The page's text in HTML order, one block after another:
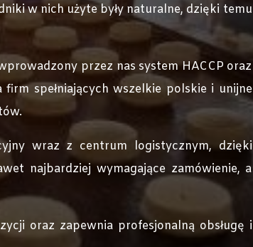
w nich użyte były naturalne, dzięki temu
przez nas system HACCP oraz
spełniających wszelkie polskie i unijne
wraz z centrum logistycznym, dzięki
najbardziej wymagające zamówienie, a
oraz zapewnia profesjonalną obsługę i